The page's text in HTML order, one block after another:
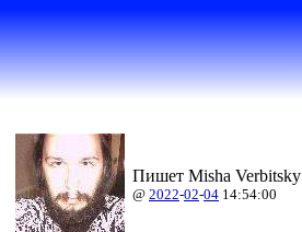
Пишет Misha
@ 2022-02-04 14:54:00